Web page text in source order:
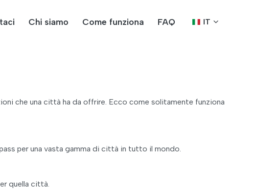
Chi siamo Come funziona FAQ IT
che una città ha da offrire. Ecco come solitamente funziona
per una vasta gamma di città in tutto il mondo.
quella città.